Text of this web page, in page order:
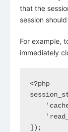
that the
session
For example,
immediately
<?php
]);